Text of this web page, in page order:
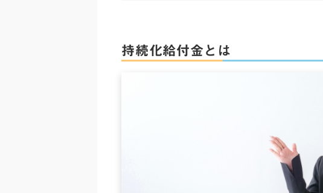
持続化給付金とは